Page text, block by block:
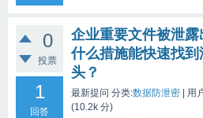
0
投票
1
回答
企业重要文件被泄露
什么措施能快速找到
头？
最新提问 分类:数据防泄密 用
(10.2k 分)